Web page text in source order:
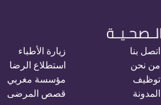
اتصل بنا
من نحن
توظيف
المدونة
زيارة الأطباء
استطلاع الرضا
مؤسسة مغربي
قصص المرضى